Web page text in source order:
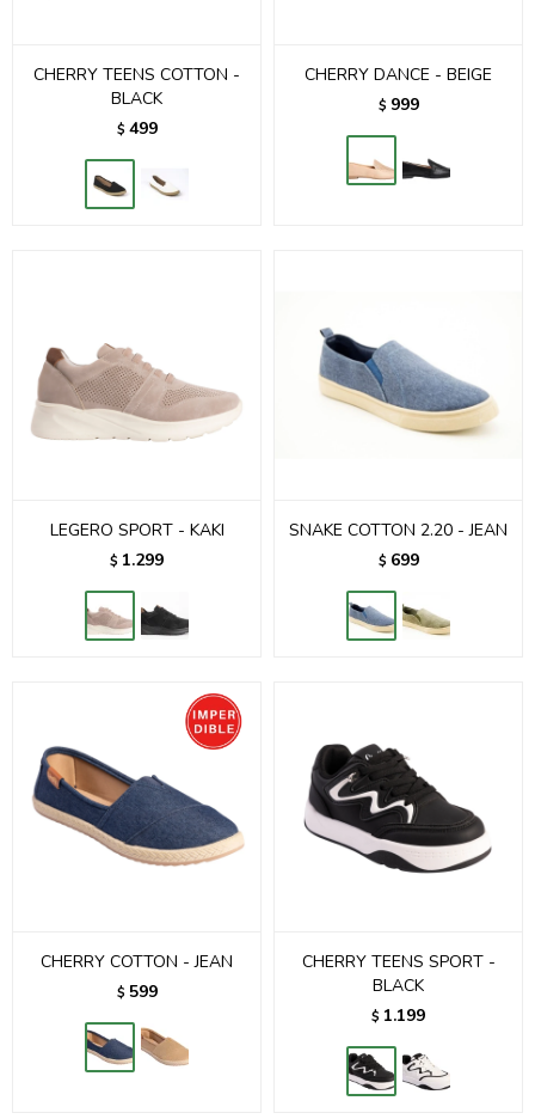
CHERRY TEENS COTTON -
BLACK
$ 499
CHERRY DANCE - BEIGE
$ 999
LEGERO SPORT - KAKI
$ 1.299
SNAKE COTTON 2.20 - JEAN
$ 699
CHERRY COTTON - JEAN
$ 599
CHERRY TEENS SPORT -
BLACK
$ 1.199